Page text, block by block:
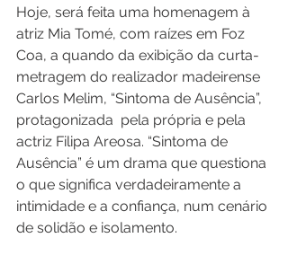
Hoje, será feita uma homenagem à
atriz Mia Tomé, com raízes em Foz
Coa, a quando da exibição da curta-
metragem do realizador madeirense
Carlos Melim, “Sintoma de Ausência”,
protagonizada  pela própria e pela
actriz Filipa Areosa. “Sintoma de
Ausência” é um drama que questiona
o que significa verdadeiramente a
intimidade e a confiança, num cenário
de solidão e isolamento.